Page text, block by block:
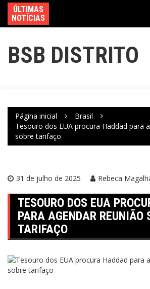
ÚLTIMAS
NOTÍCIAS
BSB DISTRITO
Página inicial
Brasil
Tesouro dos EUA procura Haddad para
sobre tarifaço
31 de julho de 2025 Rebeca
TESOURO DOS EUA
PARA AGENDAR REUNIÃO
TARIFAÇO